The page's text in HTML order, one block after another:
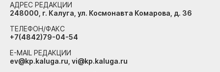
АДРЕС РЕДАКЦИИ
248000, г. Калуга, ул. Космонавта Комарова, д. 36
ТЕЛЕФОН/ФАКС
+7(4842)79-04-54
E-MAIL РЕДАКЦИИ
ev@kp.kaluga.ru, vi@kp.kaluga.ru